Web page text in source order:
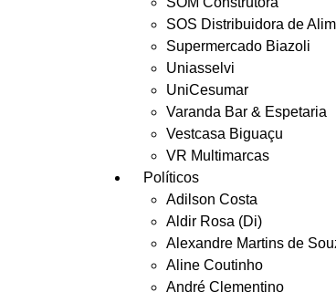
SOS Distribuidora de
Supermercado Biazoli
Uniasselvi
UniCesumar
Varanda Bar & Espetaria
Vestcasa Biguaçu
VR Multimarcas
Políticos
Adilson Costa
Aldir Rosa (Di)
Alexandre Martins de
Aline Coutinho
André Clementino